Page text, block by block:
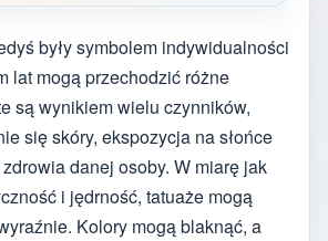
były symbolem indywidualności
lat mogą przechodzić różne
są wynikiem wielu czynników,
się skóry, ekspozycja na słońce
danej osoby. W miarę jak
i jędrność, tatuaże mogą
Kolory mogą blaknąć, a